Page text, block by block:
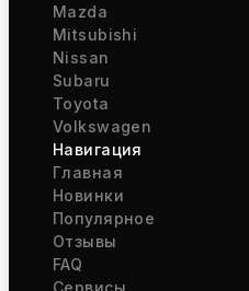
Mazda
Mitsubishi
Nissan
Subaru
Toyota
Volkswagen
Навигация
Главная
Новинки
Популярное
Отзывы
FAQ
Сервисы